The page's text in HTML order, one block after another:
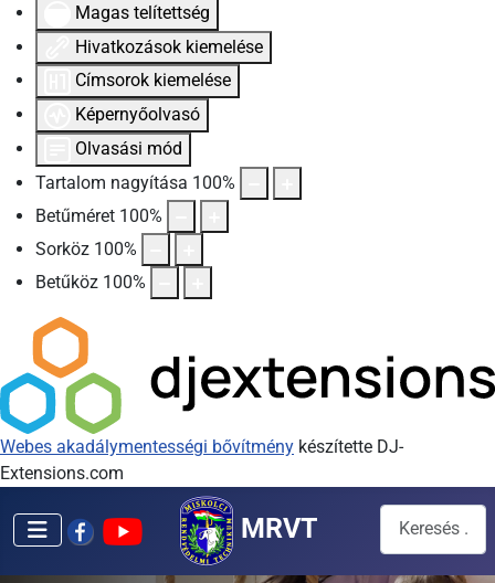
Magas telítettség
Hivatkozások kiemelése
Címsorok kiemelése
Képernyőolvasó
Olvasási mód
Tartalom nagyítása 100%
Betűméret 100%
Sorköz 100%
Betűköz 100%
Webes akadálymentességi bővítmény készítette DJ-
Extensions.com
MRVT Keresés...